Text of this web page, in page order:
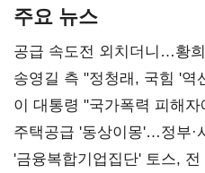
주요 뉴스
공급 속도전 외치더니…황
리모델링' 제안
송영길 측 "정청래, 국힘 '
총선 지휘 못해"
이 대통령 "국가폭력 피해
진실 밝혀야"
주택공급 '동상이몽'…정부·
'금융복합기업집단' 토스,